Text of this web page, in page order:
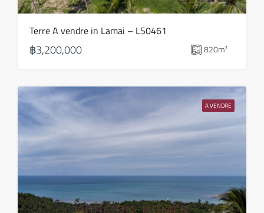
jeu
ven
Août
Terre A vendre in Lamai – LS0461
฿3,200,000 820m²
A VENDRE